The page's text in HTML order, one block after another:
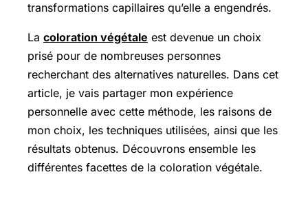
transformations capillaires qu’elle a engendrés.
La coloration végétale est devenue un choix
prisé pour de nombreuses personnes
recherchant des alternatives naturelles. Dans cet
article, je vais partager mon expérience
personnelle avec cette méthode, les raisons de
mon choix, les techniques utilisées, ainsi que les
résultats obtenus. Découvrons ensemble les
différentes facettes de la coloration végétale.